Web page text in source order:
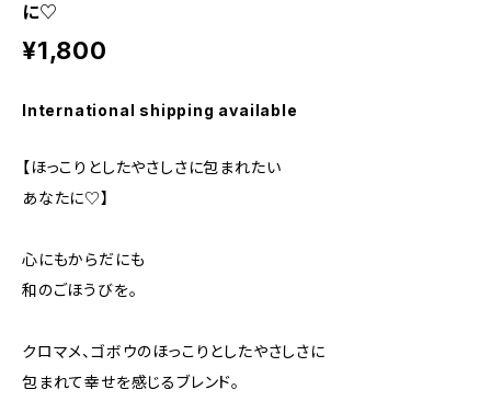
に♡
¥1,800
International shipping available
【ほっこりとしたやさしさに包まれたい
あなたに♡】
心にもからだにも
和のごほうびを。
クロマメ、ゴボウのほっこりとしたやさしさに
包まれて幸せを感じるブレンド。